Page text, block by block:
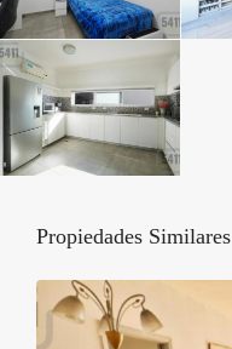
Propiedades Similares